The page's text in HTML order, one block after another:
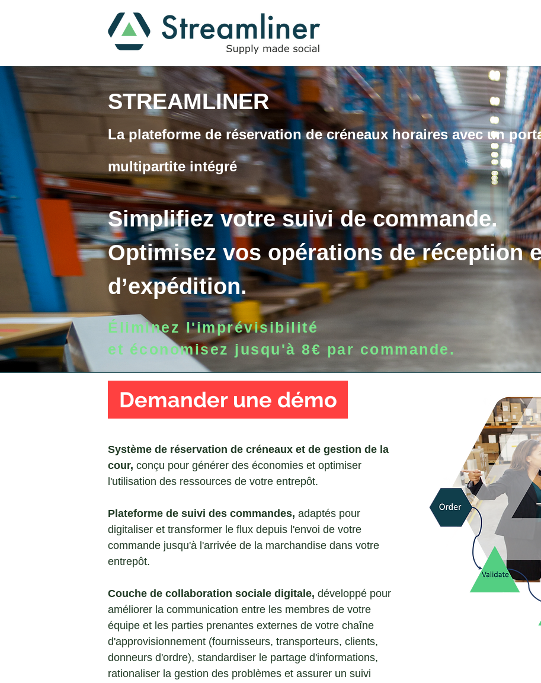
STREAMLINER
La plateforme de réservation de créneaux horaires avec un
multipartite intégré
Simplifiez votre suivi de commande.
Optimisez vos opérations de réception
d’expédition.
Éliminez l'imprévisibilité
et économisez jusqu'à 8€ par commande.
Demander une démo
Système de réservation de créneaux et de gestion de la
cour, conçu pour générer des économies et optimiser
l'utilisation des ressources de votre entrepôt.
Plateforme de suivi des commandes, adaptés pour
digitaliser et transformer le flux depuis l'envoi de votre
commande jusqu'à l'arrivée de la marchandise dans votre
entrepôt.
Couche de collaboration sociale digitale, développé pour
améliorer la communication entre les membres de votre
équipe et les parties prenantes externes de votre chaîne
d'approvisionnement (fournisseurs, transporteurs, clients,
donneurs d'ordre), standardiser le partage d'informations,
rationaliser la gestion des problèmes et assurer un suivi